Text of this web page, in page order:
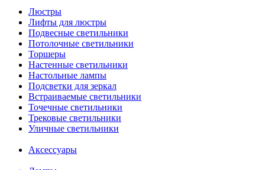
Люстры
Лифты для люстры
Подвесные светильники
Потолочные светильники
Торшеры
Настенные светильники
Настольные лампы
Подсветки для зеркал
Встраиваемые светильники
Точечные светильники
Трековые светильники
Уличные светильники
Аксессуары